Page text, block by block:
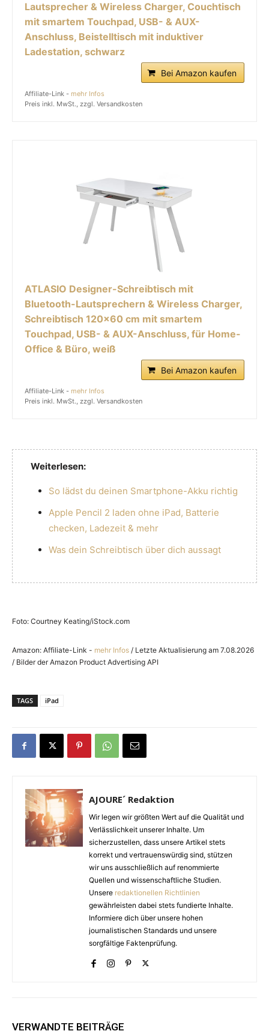
Lautsprecher & Wireless Charger, Couchtisch
mit smartem Touchpad, USB- & AUX-
Anschluss, Beistelltisch mit induktiver
Ladestation, schwarz
Bei Amazon kaufen
Affiliate-Link - mehr Infos
Preis inkl. MwSt., zzgl. Versandkosten
ATLASIO Designer-Schreibtisch mit
Bluetooth-Lautsprechern & Wireless Charger,
Schreibtisch 120x60 cm mit smartem
Touchpad, USB- & AUX-Anschluss, für Home-
Office & Büro, weiß
Bei Amazon kaufen
Affiliate-Link - mehr Infos
Preis inkl. MwSt., zzgl. Versandkosten
Weiterlesen:
So lädst du deinen Smartphone-Akku richtig
Apple Pencil 2 laden ohne iPad, Batterie
checken, Ladezeit & mehr
Was dein Schreibtisch über dich aussagt
Foto: Courtney Keating/iStock.com
Amazon: Affiliate-Link - mehr Infos / Letzte Aktualisierung am 7.08.2026
/ Bilder der Amazon Product Advertising API
TAGS iPad
AJOURE´ Redaktion
Wir legen wir größten Wert auf die Qualität und
Verlässlichkeit unserer Inhalte. Um
sicherzustellen, dass unsere Artikel stets
korrekt und vertrauenswürdig sind, stützen
wir uns ausschließlich auf renommierte
Quellen und wissenschaftliche Studien.
Unsere redaktionellen Richtlinien
gewährleisten dabei stets fundierte Inhalte.
Informiere dich über unsere hohen
journalistischen Standards und unsere
sorgfältige Faktenprüfung.
VERWANDTE BEITRÄGE